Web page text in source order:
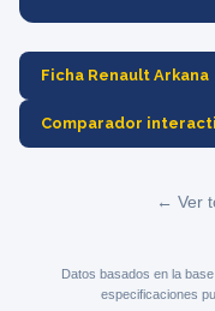
Ficha Renault Arkana
Comparador
← Ver
Datos basados en la
especificaciones